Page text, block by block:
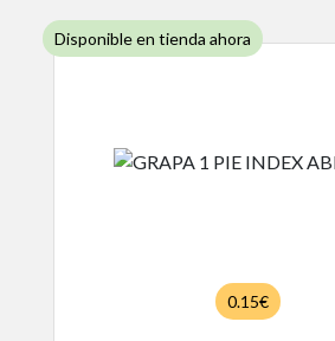
Disponible en tienda ahora
0.15€